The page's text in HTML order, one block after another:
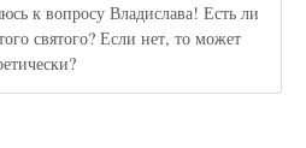
к вопросу Владислава! Есть ли
святого? Если нет, то может